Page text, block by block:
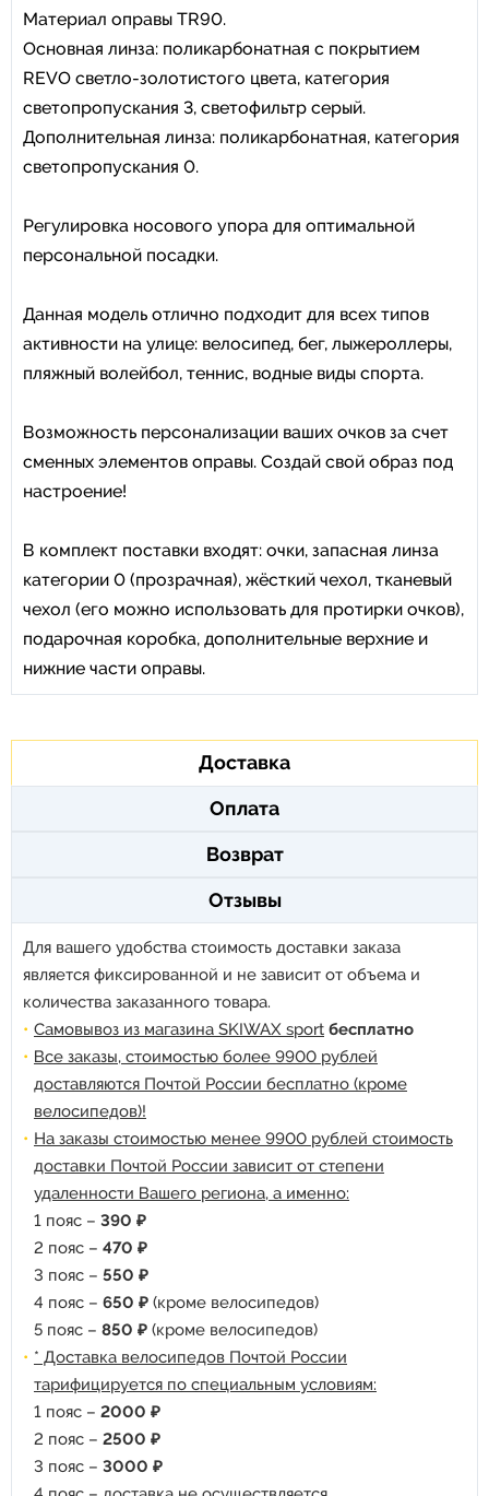
Материал оправы TR90.
Основная линза: поликарбонатная с покрытием
REVO светло-золотистого цвета, категория
светопропускания 3, светофильтр серый.
Дополнительная линза: поликарбонатная, категория
светопропускания 0.
Регулировка носового упора для оптимальной
персональной посадки.
Данная модель отлично подходит для всех типов
активности на улице: велосипед, бег, лыжероллеры,
пляжный волейбол, теннис, водные виды спорта.
Возможность персонализации ваших очков за счет
сменных элементов оправы. Создай свой образ под
настроение!
В комплект поставки входят: очки, запасная линза
категории 0 (прозрачная), жёсткий чехол, тканевый
чехол (его можно использовать для протирки очков),
подарочная коробка, дополнительные верхние и
нижние части оправы.
Доставка
Оплата
Возврат
Отзывы
Для вашего удобства стоимость доставки заказа
является фиксированной и не зависит от объема и
количества заказанного товара.
Самовывоз из магазина SKIWAX sport бесплатно
Все заказы, стоимостью более 9900 рублей
доставляются Почтой России бесплатно (кроме
велосипедов)!
На заказы стоимостью менее 9900 рублей стоимость
доставки Почтой России зависит от степени
удаленности Вашего региона, а именно:
1 пояс – 390 ₽
2 пояс – 470 ₽
3 пояс – 550 ₽
4 пояс – 650 ₽ (кроме велосипедов)
5 пояс – 850 ₽ (кроме велосипедов)
* Доставка велосипедов Почтой России
тарифицируется по специальным условиям:
1 пояс – 2000 ₽
2 пояс – 2500 ₽
3 пояс – 3000 ₽